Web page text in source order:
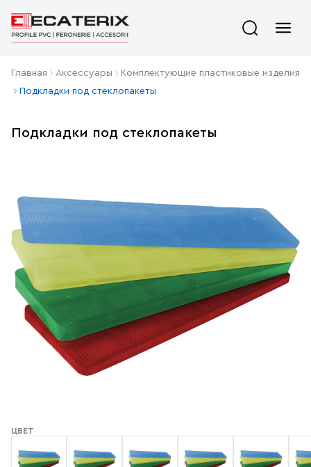
Главная Aксессуары
Комплектующие пластиковые изделия
Подкладки под стеклопакеты
Подкладки под стеклопакеты
ЦВЕТ